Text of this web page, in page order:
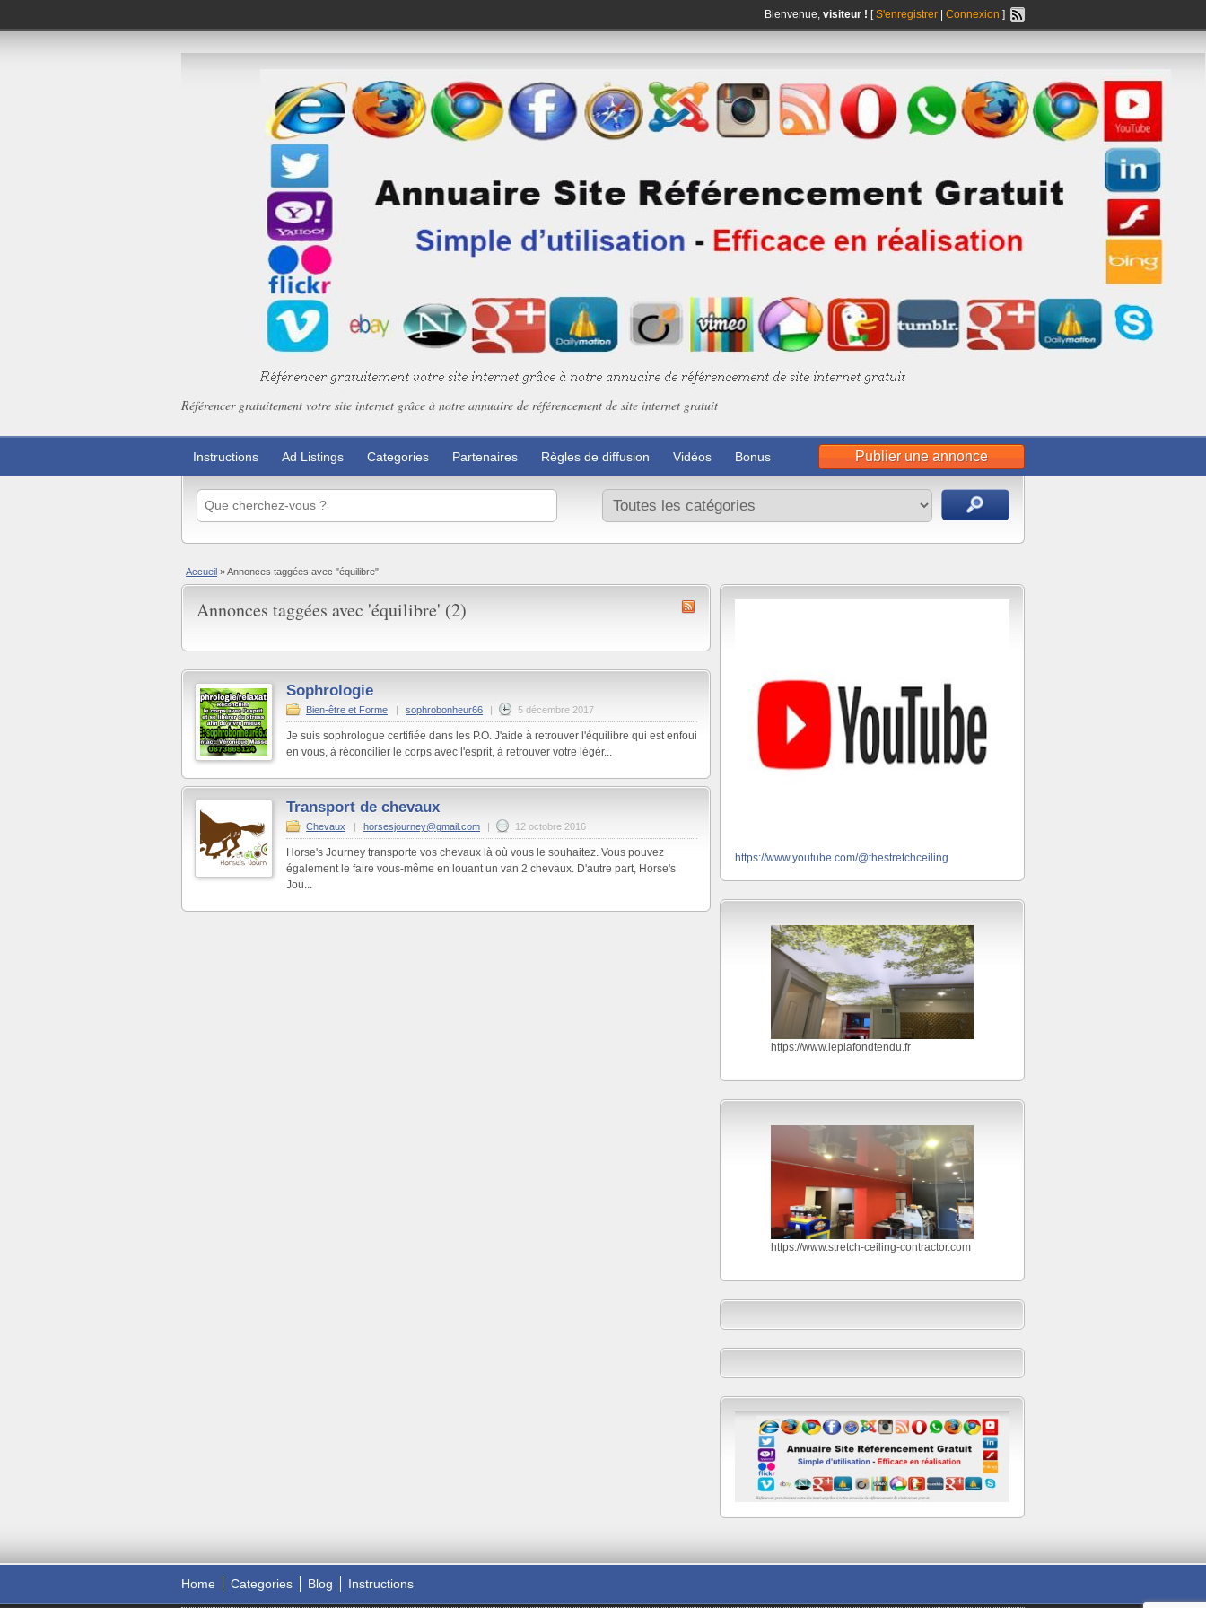
Bienvenue, visiteur ! [S'enregistrer Connexion ]
Référencer gratuitement votre site internet grâce à notre annuaire de référencement de site internet gratuit
Instructions Ad Listings Categories Partenaires Règles de diffusion Vidéos Bonus Publier une annonce
Accueil »Annonces taggées avec "équilibre"
Annonces taggées avec 'équilibre' (2)
Sophrologie
Bien-être et Forme | sophrobonheur66 | 5 décembre 2017
Je suis sophrologue certifiée dans les P.O. J'aide à retrouver l'équilibre qui est enfoui
en vous, à réconcilier le corps avec l'esprit, à retrouver votre légèr...
Transport de chevaux
Chevaux | horsesjourney@gmail.com | 12 octobre 2016
Horse's Journey transporte vos chevaux là où vous le souhaitez. Vous pouvez
également le faire vous-même en louant un van 2 chevaux. D'autre part, Horse's
Jou...
https://www.youtube.com/@thestretchceiling
https://www.leplafondtendu.fr
https://www.stretch-ceiling-contractor.com
Home Categories Blog Instructions